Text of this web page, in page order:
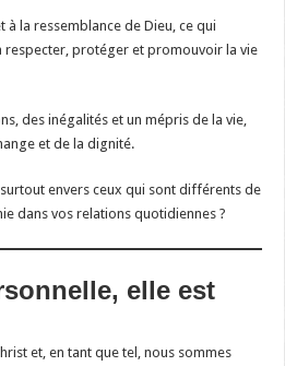
à la ressemblance de Dieu, ce qui
respecter, protéger et promouvoir la vie
des inégalités et un mépris de la vie,
et de la dignité.
envers ceux qui sont différents de
dans vos relations quotidiennes ?
elle est
et, en tant que tel, nous sommes